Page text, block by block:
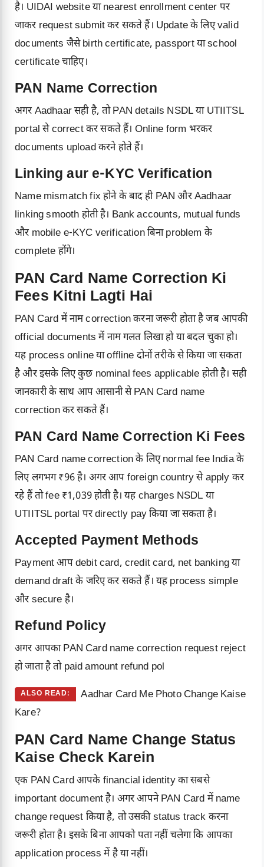
है। UIDAI website या nearest enrollment center पर
जाकर request submit कर सकते हैं। Update के लिए valid
documents जैसे birth certificate, passport या school
certificate चाहिए।
PAN Name Correction
अगर Aadhaar सही है, तो PAN details NSDL या UTIITSL
portal से correct कर सकते हैं। Online form भरकर
documents upload करने होते हैं।
Linking aur e-KYC Verification
Name mismatch fix होने के बाद ही PAN और Aadhaar
linking smooth होती है। Bank accounts, mutual funds
और mobile e-KYC verification बिना problem के
complete होंगे।
PAN Card Name Correction Ki
Fees Kitni Lagti Hai
PAN Card में नाम correction करना जरूरी होता है जब आपकी
official documents में नाम गलत लिखा हो या बदल चुका हो।
यह process online या offline दोनों तरीके से किया जा सकता
है और इसके लिए कुछ nominal fees applicable होती है। सही
जानकारी के साथ आप आसानी से PAN Card name
correction कर सकते हैं।
PAN Card Name Correction Ki Fees
PAN Card name correction के लिए normal fee India के
लिए लगभग ₹96 है। अगर आप foreign country से apply कर
रहे हैं तो fee ₹1,039 होती है। यह charges NSDL या
UTIITSL portal पर directly pay किया जा सकता है।
Accepted Payment Methods
Payment आप debit card, credit card, net banking या
demand draft के जरिए कर सकते हैं। यह process simple
और secure है।
Refund Policy
अगर आपका PAN Card name correction request reject
हो जाता है तो paid amount refund pol
ALSO READ:
Aadhar Card Me Photo Change Kaise
Kare?
PAN Card Name Change Status
Kaise Check Karein
एक PAN Card आपके financial identity का सबसे
important document है। अगर आपने PAN Card में name
change request किया है, तो उसकी status track करना
जरूरी होता है। इसके बिना आपको पता नहीं चलेगा कि आपका
application process में है या नहीं।